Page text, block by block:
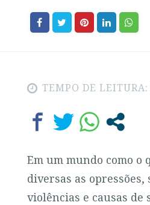
TEMPO DE LEITURA:
Em um mundo como o
diversas as opressões,
violências e causas de